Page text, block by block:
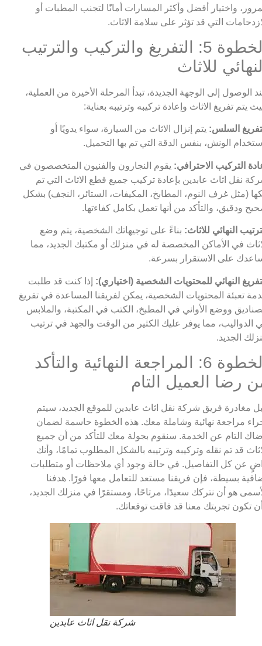
واختيار أفضل وأكثر المسارات أمانًا لتجنب المطبات أو
التي قد تؤثر على سلامة الاثاث.
الخطوة 5: التفريغ والتركيب والترتيب
للاثاث
الوصول إلى الوجهة الجديدة، تبدأ المرحلة الأخيرة من العملية،
يتم تفريغ الاثاث وإعادة تركيبه وترتيبه بعناية:
السلس: يتم إنزال الاثاث من السيارة، سواء يدويًا أو
الونش، بنفس الدقة التي تم بها التحميل.
التركيب الاحترافي: يقوم النجارون والفنيون المتخصصون في
نقل اثاث عابدين بإعادة تركيب جميع قطع الاثاث التي تم
(مثل غرف النوم، المطابخ، المكيفات، الستائر، النجف) بشكل
ودقيق، والتأكد من أنها تعمل بكامل كفاءتها.
النهائي للاثاث: بناءً على توجيهاتك الشخصية، يتم وضع
في الأماكن المخصصة له في منزلك أو مكتبك الجديد، مما
على الاستقرار بسرعة.
النهائي للمحتويات الشخصية (اختياري): إذا كنت قد طلبت
تعبئة المحتويات الشخصية، يمكن لفريقنا المساعدة في تفريغ
ووضع الأواني في المطبخ، الكتب في المكتبة، والملابس
الدواليب، مما يوفر عليك الكثير من الوقت والجهد في ترتيب
الجديد.
الخطوة 6: المراجعة النهائية والتأكد
رضا العميل التام
مغادرة فريق شركة نقل اثاث عابدين للموقع الجديد، سيتم
مراجعة نهائية وشاملة معك. هذه الخطوة حاسمة لضمان
التام عن الخدمة. سنقوم بجولة معك للتأكد من أن جميع
قد تم نقله وتركيبه وترتيبه بالشكل المطلوب تمامًا، وأنك
عن كل التفاصيل. في حالة وجود أي ملاحظات أو متطلبات
بسيطة، فإن فريقنا مستعد للتعامل معها فورًا. هدفنا
هو أن نتركك سعيدًا، مرتاحًا، ومستقرًا في منزلك الجديد،
تكون تجربتك معنا قد فاقت توقعاتك.
شركة نقل اثاث عابدين